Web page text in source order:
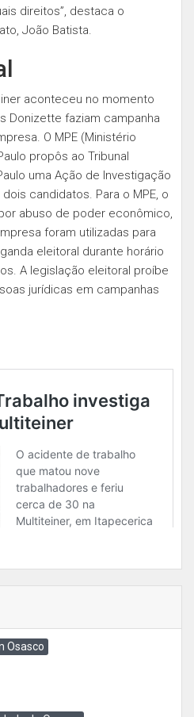
direitos”, destaca o
João Batista.
aconteceu no momento
Donizette faziam campanha
O MPE (Ministério
propôs ao Tribunal
uma Ação de Investigação
candidatos. Para o MPE, o
abuso de poder econômico,
foram utilizadas para
eleitoral durante horário
A legislação eleitoral proíbe
jurídicas em campanhas
Osasco